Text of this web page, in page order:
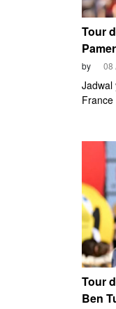
Tour
by 08
Jadwal
Tour
Ben